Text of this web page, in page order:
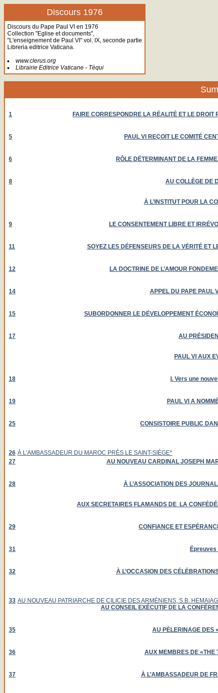
Discours 1976
Discours du Pape Paul VI en 1976
Collection "Eglise et documents",
"L'enseignement de Paul VI" vol. IX, seconde partie
Libreria editrice Vaticana.
www.clerus.org
Librairie Editrice Vaticane - Téqui
1 FAIRE CORRESPONDRE LA RÉALITÉ ET LE
5 PAUL VI REÇOIT LE COMITÉ
6 RÔLE DÉTERMINANT DE LA
8 AU COLLÈGE DE
À L’INSTITUT POUR LA
9 LE CONSENTEMENT LIBRE ET
11 SOYEZ LES DÉFENSEURS DE LA VÉRITÉ ET
12 LA DOCTRINE DE L’AMOUR
14 APPEL DU PAPE PAUL
15 SUBORDONNER LE DÉVELOPPEMENT
17 AU
PAUL VI AUX
18 I. Vers une
19 PAUL VI A
25 CONSISTOIRE PUBLIC
26 À L’AMBASSADEUR DU MAROC PRÈS LE SAINT-SIÈGE*
27
AU NOUVEAU CARDINAL JOSEPH
28 À L’ASSOCIATION DES
AUX SECRETAIRES FLAMANDS DE LA
29 CONFIANCE ET
31
32 À L’OCCASION DES
33 AU NOUVEAU PATRIARCHE DE CILICIE DES ARMÉNIENS, S.B.
AU CONSEIL EXÉCUTIF DE LA
35 AU PÈLERINAGE DES
36 AUX MEMBRES DE «THE
37 À L’AMBASSADEUR DE